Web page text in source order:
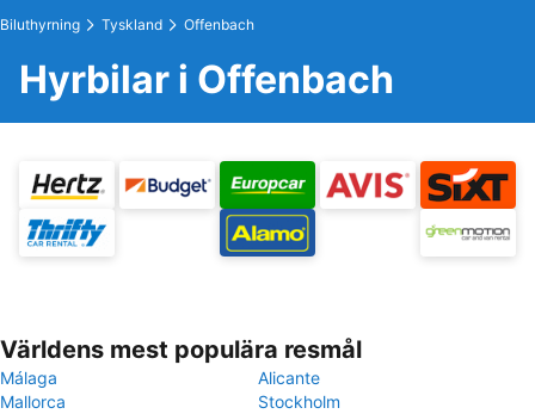
Biluthyrning Tyskland Offenbach
Hyrbilar i Offenbach
Världens mest populära resmål
Málaga
Alicante
Mallorca
Stockholm